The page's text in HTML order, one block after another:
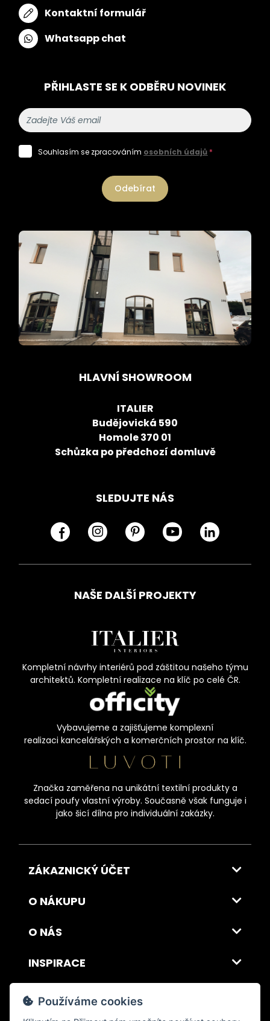
Kontaktní formulář
Whatsapp chat
PŘIHLASTE SE K ODBĚRU NOVINEK
Souhlasím se zpracováním osobních údajů *
Odebírat
HLAVNÍ SHOWROOM
ITALIER
Budějovická 590
Homole 370 01
Schůzka po předchozí domluvě
SLEDUJTE NÁS
NAŠE DALŠÍ PROJEKTY
Kompletní návrhy interiérů pod záštitou našeho týmu
architektů. Kompletní realizace na klíč po celé ČR.
Vybavujeme a zajišťujeme komplexní
realizaci kancelářských a komerčních prostor na klíč.
Značka zaměřena na unikátní textilní produkty a
sedací poufy vlastní výroby. Současně však funguje i
jako šicí dílna pro individuální zakázky.
ZÁKAZNICKÝ ÚČET
O NÁKUPU
O NÁS
INSPIRACE
DOPRAVA A PLATBA
Používáme cookies